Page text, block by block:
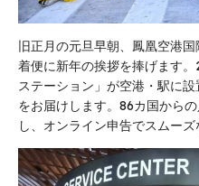
旧正月の元旦早朝、鳳凰空港
着便に新年の挨拶を捧げます
ステーション」が空港・駅に
をお届けします。86カ国から
し、オンライン申告でスムーズ